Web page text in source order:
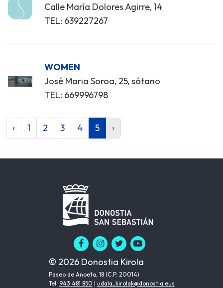
Calle María Dolores Agirre, 14
TEL: 639227267
WOMEN
José Maria Soroa, 25, sótano
TEL: 669996798
‹ 1 2 3 4 5 ›
© 2026 Donostia Kirola
Paseo de Anoeta, 18 (C.P. 20014)
Tel: 943 481 850 | udala_kirolak@donostia.eus